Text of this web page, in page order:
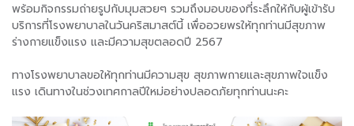
พร้อมกิจกรรมถ่ายรูปกับมุมสวยๆ รวมถึงมอบของที่ระลึกให้กับผู้เข้ารับ
บริการที่โรงพยาบาลในวันคริสมาสต์นี้ เพื่ออวยพรให้ทุกท่านมีสุขภาพ
ร่างกายแข็งแรง และมีความสุขตลอดปี 2567
ทางโรงพยาบาลขอให้ทุกท่านมีความสุข สุขภาพกายและสุขภาพใจแข็ง
แรง เดินทางในช่วงเทศกาลปีใหม่อย่างปลอดภัยทุกท่านนะคะ